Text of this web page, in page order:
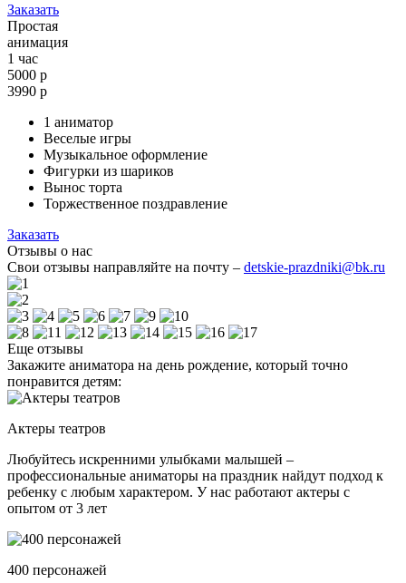
Заказать
Простая
анимация
1 час
5000 р
3990 р
1 аниматор
Веселые игры
Музыкальное оформление
Фигурки из шариков
Вынос торта
Торжественное поздравление
Заказать
Отзывы о нас
Свои отзывы направляйте на почту – detskie-prazdniki@bk.ru
Еще отзывы
Закажите аниматора на день рождение, который точно
понравится детям:
Актеры театров
Любуйтесь искренними улыбками малышей –
профессиональные аниматоры на праздник найдут подход к
ребенку с любым характером. У нас работают актеры с
опытом от 3 лет
400 персонажей